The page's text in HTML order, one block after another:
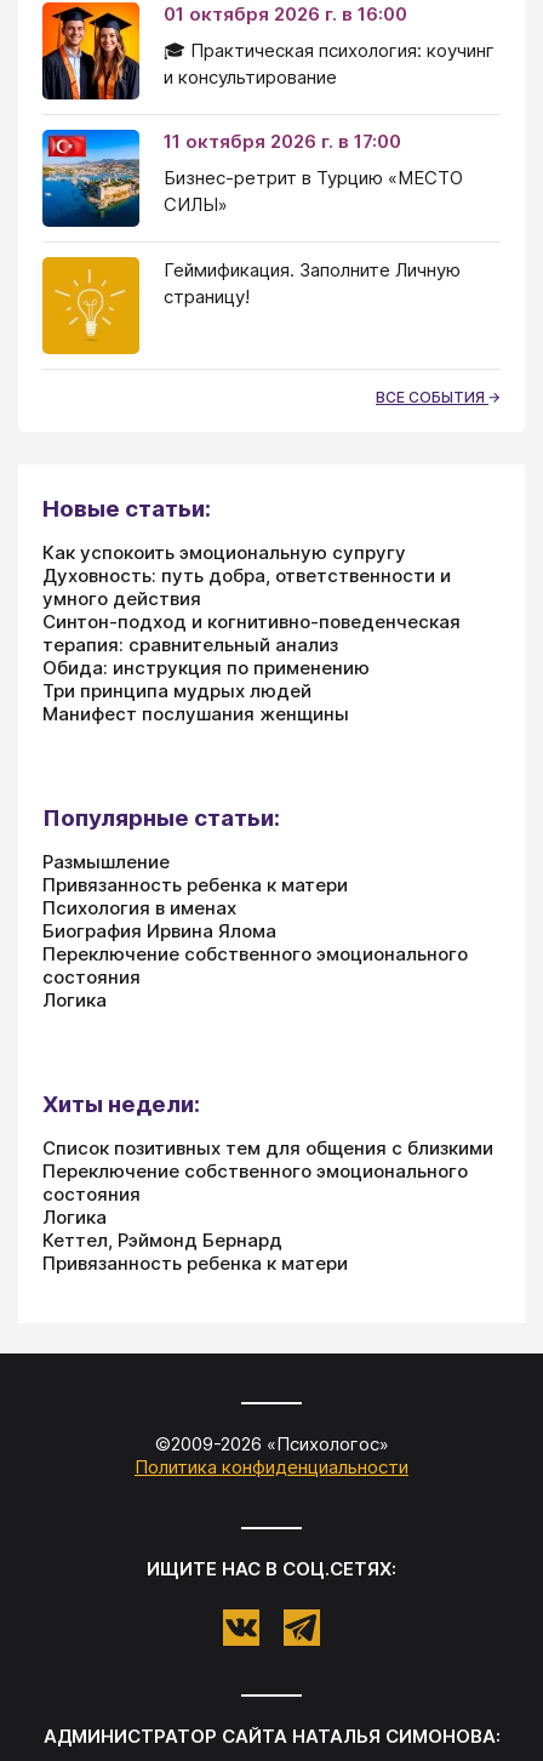
01 октября 2026 г. в 16:00
🎓 Практическая психология: коучинг
и консультирование
11 октября 2026 г. в 17:00
Бизнес-ретрит в Турцию «МЕСТО
СИЛЫ»
Геймификация. Заполните Личную
страницу!
ВСЕ СОБЫТИЯ
Новые статьи:
Как успокоить эмоциональную супругу
Духовность: путь добра, ответственности и
умного действия
Синтон-подход и когнитивно-поведенческая
терапия: сравнительный анализ
Обида: инструкция по применению
Три принципа мудрых людей
Манифест послушания женщины
Популярные статьи:
Размышление
Привязанность ребенка к матери
Психология в именах
Биография Ирвина Ялома
Переключение собственного эмоционального
состояния
Логика
Хиты недели:
Список позитивных тем для общения с близкими
Переключение собственного эмоционального
состояния
Логика
Кеттел, Рэймонд Бернард
Привязанность ребенка к матери
©2009-2026 «Психологос»
Политика конфиденциальности
ИЩИТЕ НАС В СОЦ.СЕТЯХ:
АДМИНИСТРАТОР САЙТА НАТАЛЬЯ СИМОНОВА: